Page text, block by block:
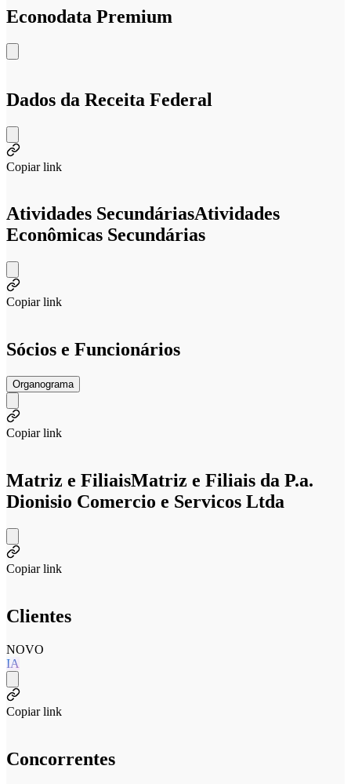
Econodata Premium
Dados da Receita Federal
Copiar link
Atividades SecundáriasAtividades
Econômicas Secundárias
Copiar link
Sócios e Funcionários
Organograma
Copiar link
Matriz e FiliaisMatriz e Filiais da P.a.
Dionisio Comercio e Servicos Ltda
Copiar link
Clientes
NOVO
IA
Copiar link
Concorrentes